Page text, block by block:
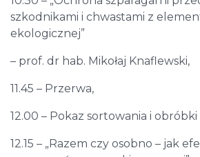
szkodnikami i chwastami z
ekologicznej”
– prof. dr hab. Mikołaj Knaflewski,
11.45 – Przerwa,
12.00 – Pokaz sortowania i obróbki
12.15 – „Razem czy osobno – jak